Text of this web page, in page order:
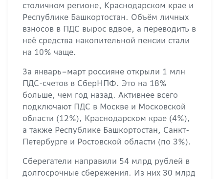
столичном регионе, Краснодарском крае и
Республике Башкортостан. Объём личных
взносов в ПДС вырос вдвое, а переводить в
неё средства накопительной пенсии стали
на 10% чаще.
За январь–март россияне открыли 1 млн
ПДС-счетов в СберНПФ. Это на 18%
больше, чем год назад. Активнее всего
подключают ПДС в Москве и Московской
области (12%), Краснодарском крае (4%),
а также Республике Башкортостан, Санкт-
Петербурге и Ростовской области (по 3%).
Сберегатели направили 54 млрд рублей в
долгосрочные сбережения. Из них 30 млрд